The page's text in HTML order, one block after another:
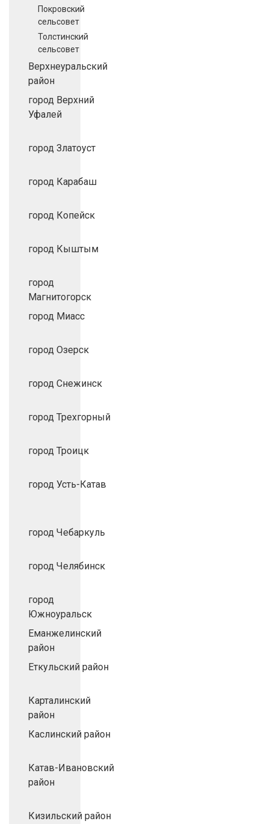
Покровский
сельсовет
Толстинский
сельсовет
Верхнеуральский
район
город Верхний
Уфалей
город Златоуст
город Карабаш
город Копейск
город Кыштым
город
Магнитогорск
город Миасс
город Озерск
город Снежинск
город Трехгорный
город Троицк
город Усть-Катав
город Чебаркуль
город Челябинск
город
Южноуральск
Еманжелинский
район
Еткульский район
Карталинский
район
Каслинский район
Катав-Ивановский
район
Кизильский район